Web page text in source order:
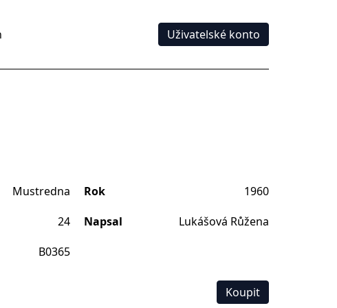
Uživatelské konto
Mustredna Rok
1960
24 Napsal
Lukášová Růžena
B0365
Koupit